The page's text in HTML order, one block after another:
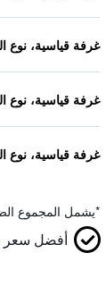
غرفة قياسية،
غرفة قياسية،
غرفة قياسية،
*يشمل المجموع
أفضل سعر